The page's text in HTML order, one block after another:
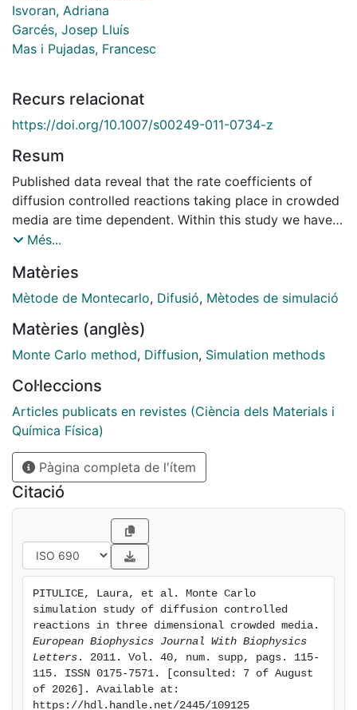
Isvoran, Adriana
Garcés, Josep Lluís
Mas i Pujadas, Francesc
Recurs relacionat
https://doi.org/10.1007/s00249-011-0734-z
Resum
Published data reveal that the rate coefficients of
diffusion controlled reactions taking place in crowded
media are time dependent. Within this study we have
performed on lattice 3D Monte Carlo simulations
crowded media, such as the cyto- plasmatic region of
the cells. We have considered the same size and
crowding conditions using distinct concentrations and
sizes of the immobile obstacles. The results we have
of fractality that changes with the concentration and
dimension of the obstacles. The simulation data also
reflect that, depending on the temporal scale,
molecular crowding can bring positive or negative
effects on reaction kinetics. Comparing the cases
studied, for short periods of time the value of the
initial rate constant generally increases with the
degree of crowding. For longer periods of time and
larger distances, molecular crowding slows down the
reaction kinetics in every case, due to smaller diffusion
effect for the cases with higher degree of crowding.
Més...
Matèries
Mètode de Montecarlo, Difusió, Mètodes de simulació
Matèries (anglès)
Monte Carlo method, Diffusion, Simulation methods
Col·leccions
Articles publicats en revistes (Ciència dels Materials i
Química Física)
Pàgina completa de l'ítem
Citació
PITULICE, Laura, et al. Monte Carlo
simulation study of diffusion controlled
European Biophysics Journal With Biophysics
Letters . 2011. Vol. 40, num. supp, pags. 115-
115. ISSN 0175-7571. [consulted: 7 of August
of 2026]. Available at:
https://hdl.handle.net/2445/109125